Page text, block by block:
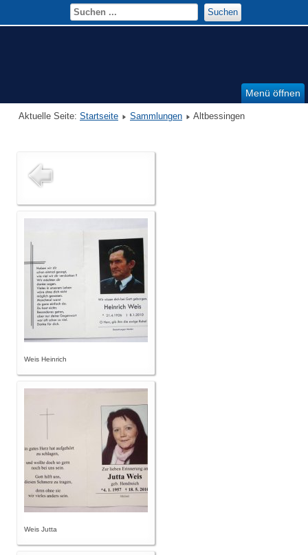
Menü öffnen
Suchen
Aktuelle Seite: Startseite Sammlungen Altbessingen
Weis Heinrich
Weis Jutta